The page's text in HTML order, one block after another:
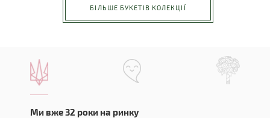
БІЛЬШЕ БУКЕТІВ КОЛЕКЦІЇ
Ми вже 32 роки на ринку